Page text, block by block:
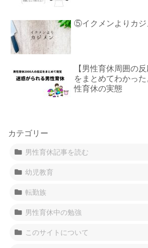
⑤イクメンよりカジ
【男性育休周囲の
をまとめてわかっ
性育休の実態
カテゴリー
男性育休記事を読む
幼児教育
転勤族
男性育休中の勉強
このサイトについて